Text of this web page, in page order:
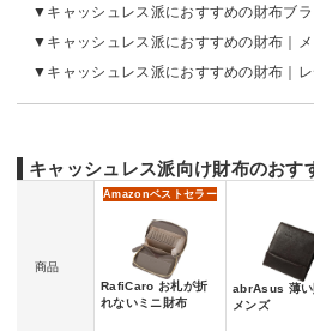
キャッシュレス派におすすめの財布ブ
キャッシュレス派におすすめの財布｜
キャッシュレス派におすすめの財布｜
キャッシュレス派向け財布のおす
商品
Amazonベストセラー
RafiCaro お札が折
れないミニ財布
abrAsus 薄い
メンズ